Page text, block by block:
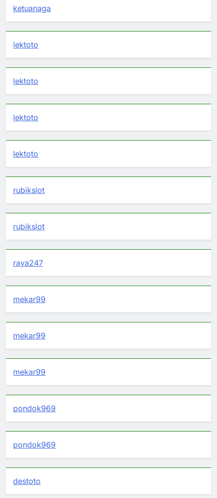
ketuanaga
lektoto
lektoto
lektoto
lektoto
rubikslot
rubikslot
raya247
mekar99
mekar99
mekar99
pondok969
pondok969
destoto